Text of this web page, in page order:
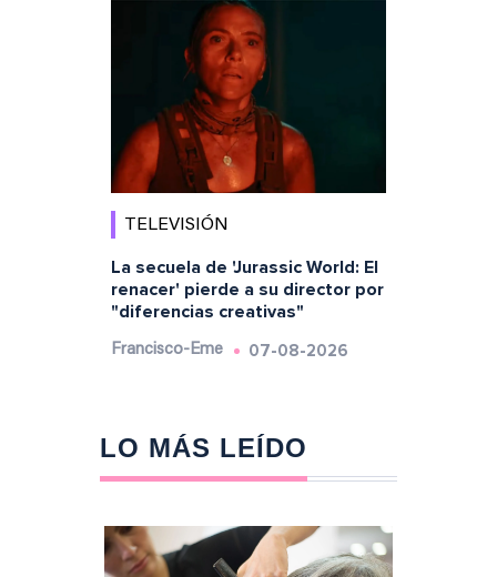
TELEVISIÓN
La secuela de 'Jurassic World: El
renacer' pierde a su director por
"diferencias creativas"
Francisco-Eme 07-08-2026
LO MÁS LEÍDO